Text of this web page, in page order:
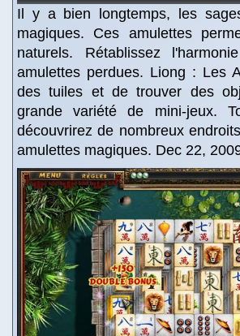
Il y a bien longtemps, les
magiques. Ces amulettes
naturels. Rétablissez
amulettes perdues. Liong : Les
des tuiles et de trouver des
grande variété de mini-jeux.
découvrirez de nombreux
amulettes magiques. Dec 22,